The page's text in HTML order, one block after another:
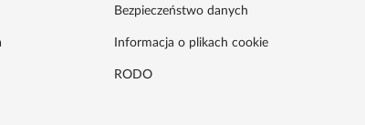
Bezpieczeństwo danych
Informacja o plikach cookie
RODO